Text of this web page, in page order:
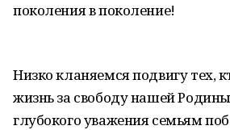
поколения в поколение!
Низко кланяемся подвигу тех,
жизнь за свободу нашей
глубокого уважения семьям